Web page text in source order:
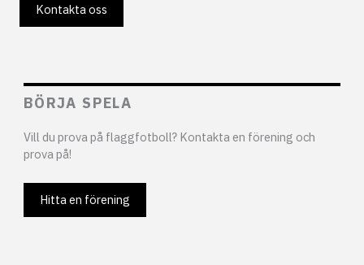
Kontakta oss
BÖRJA SPELA
Vill du prova på flaggfotboll? Kontakta en förening och
prova på!
Hitta en förening